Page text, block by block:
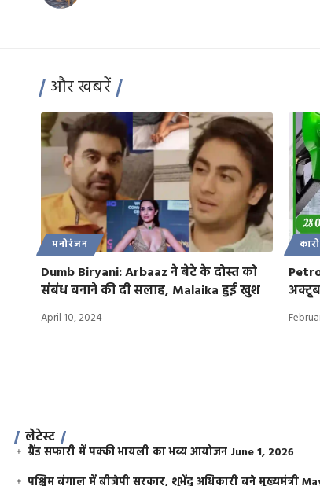
और खबरें
मनोरंजन
Dumb Biryani: Arbaaz ने बेटे के दोस्त को
संबंध बनाने की दी सलाह, Malaika हुई खुश
April 10, 2024
लेटेस्ट
ग्रैंड सफारी में पक्की भायली का भव्य आयोजन June 1, 2026
पश्चिम बंगाल में बीजेपी सरकार, शुभेंदु अधिकारी बने मुख्यमंत्री